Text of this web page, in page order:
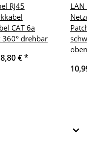
RJ45
CAT 6a
360° drehbar
8,80 €*
LAN